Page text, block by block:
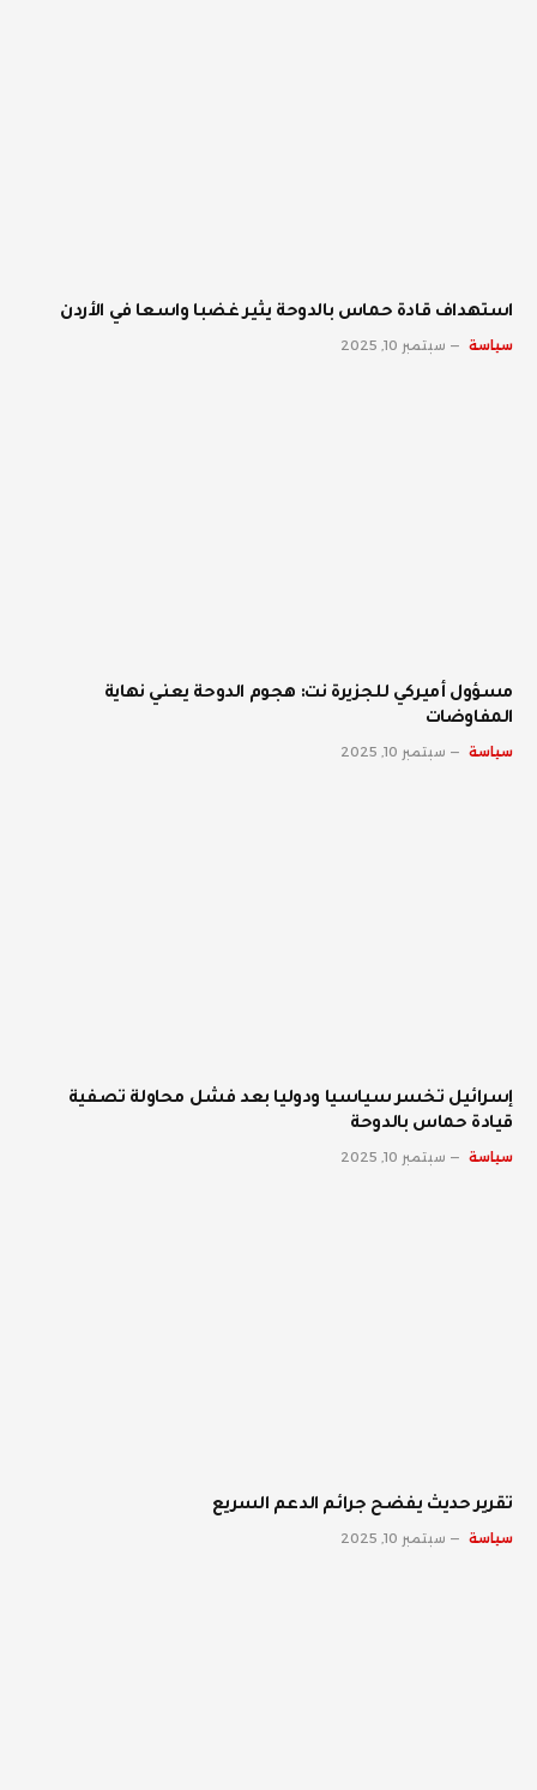
استهداف قادة حماس بالدوحة يثير غضبا واسعا في الأردن
سياسة سبتمبر 10, 2025
مسؤول أميركي للجزيرة نت: هجوم الدوحة يعني نهاية
المفاوضات
سياسة سبتمبر 10, 2025
إسرائيل تخسر سياسيا ودوليا بعد فشل محاولة تصفية
قيادة حماس بالدوحة
سياسة سبتمبر 10, 2025
تقرير حديث يفضح جرائم الدعم السريع
سياسة سبتمبر 10, 2025